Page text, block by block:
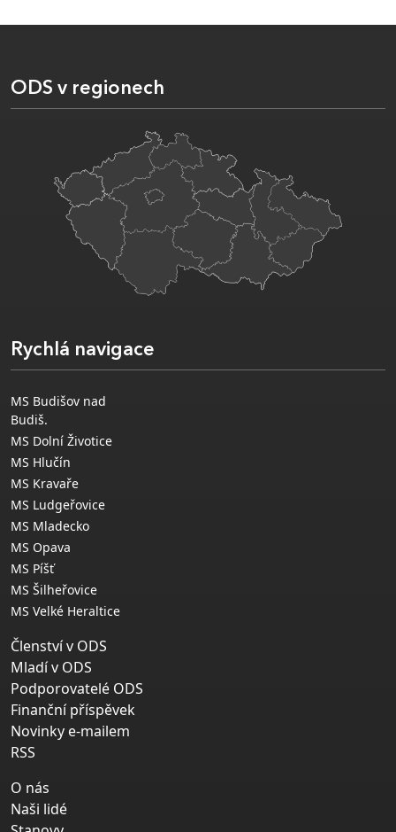
ODS v regionech
Rychlá navigace
MS Budišov nad
Budiš.
MS Dolní Životice
MS Hlučín
MS Kravaře
MS Ludgeřovice
MS Mladecko
MS Opava
MS Píšť
MS Šilheřovice
MS Velké Heraltice
Členství v ODS
Mladí v ODS
Podporovatelé ODS
Finanční příspěvek
Novinky e-mailem
RSS
O nás
Naši lidé